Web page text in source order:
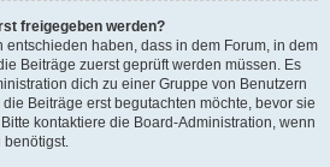
freigegeben werden?
entschieden haben, dass in dem Forum, in dem
Beiträge zuerst geprüft werden müssen. Es
dich zu einer Gruppe von Benutzern
Beiträge erst begutachten möchte, bevor sie
kontaktiere die Board-Administration, wenn
benötigst.